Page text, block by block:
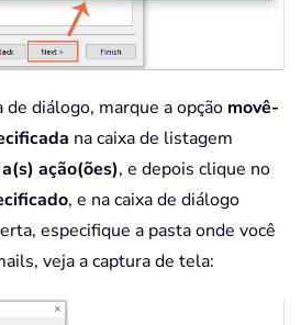
de diálogo, marque a opção movê-
na caixa de listagem
ação(ões), e depois clique no
, e na caixa de diálogo
especifique a pasta onde você
veja a captura de tela: